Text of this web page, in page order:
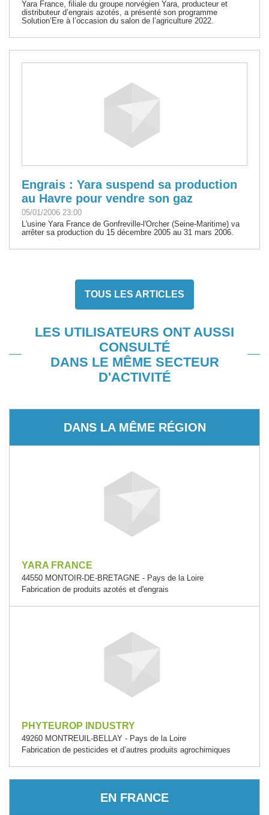
Yara France, filiale du groupe norvégien Yara, producteur et
distributeur d’engrais azotés, a présenté son programme
Solution’Ere à l’occasion du salon de l’agriculture 2022.
Engrais : Yara suspend sa production
au Havre pour vendre son gaz
05/01/2006 23:00
L'usine Yara France de Gonfreville-l'Orcher (Seine-Maritime) va
arrêter sa production du 15 décembre 2005 au 31 mars 2006.
TOUS LES ARTICLES
LES UTILISATEURS ONT AUSSI
CONSULTÉ
DANS LE MÊME SECTEUR
D'ACTIVITÉ
DANS LA MÊME RÉGION
YARA FRANCE
44550 MONTOIR-DE-BRETAGNE - Pays de la Loire
Fabrication de produits azotés et d'engrais
PHYTEUROP INDUSTRY
49260 MONTREUIL-BELLAY - Pays de la Loire
Fabrication de pesticides et d’autres produits agrochimiques
EN FRANCE